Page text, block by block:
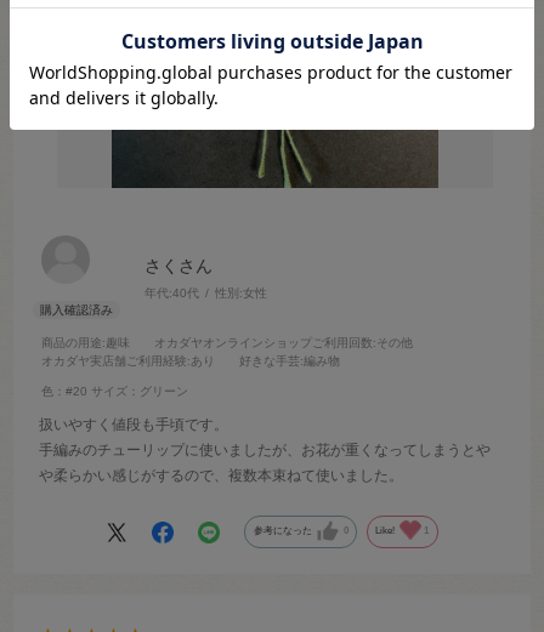
さくさん
年代:40代 性別:女性
商品の用途:趣味 オカダヤオンラインショップご利用回数:その他
オカダヤ実店舗ご利用経験:あり 好きな手芸:編み物
色：#20 サイズ：グリーン
扱いやすく値段も手頃です。
手編みのチューリップに使いましたが、お花が重くなってしまうとや
や柔らかい感じがするので、複数本束ねて使いました。
参考になった 0 Like! 1